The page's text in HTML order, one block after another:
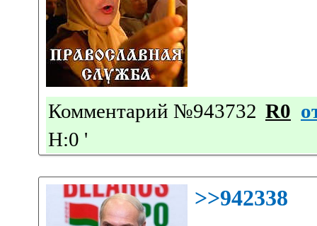
Комментарий №943732 R0
Н:0 '
>>942338